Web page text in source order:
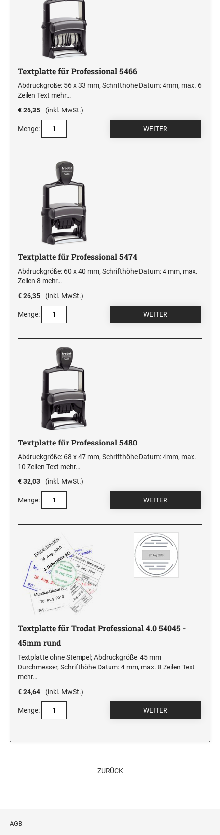
Textplatte für Professional 5466
Abdruckgröße: 56 x 33 mm, Schrifthöhe Datum: 4mm, max. 6
Zeilen Text mehr…
€ 26,35
(inkl. MwSt.)
Menge:
Textplatte für Professional 5474
Abdruckgröße: 60 x 40 mm, Schrifthöhe Datum: 4 mm, max.
Zeilen 8 mehr…
€ 26,35
(inkl. MwSt.)
Menge:
Textplatte für Professional 5480
Abdruckgröße: 68 x 47 mm, Schrifthöhe Datum: 4mm, max.
10 Zeilen Text mehr…
€ 32,03
(inkl. MwSt.)
Menge:
Textplatte für Trodat Professional 4.0 54045 -
45mm rund
Textplatte ohne Stempel; Abdruckgröße: 45 mm
Durchmesser, Schrifthöhe Datum: 4 mm, max. 8 Zeilen Text
mehr…
€ 24,64
(inkl. MwSt.)
Menge:
ZURÜCK
AGB